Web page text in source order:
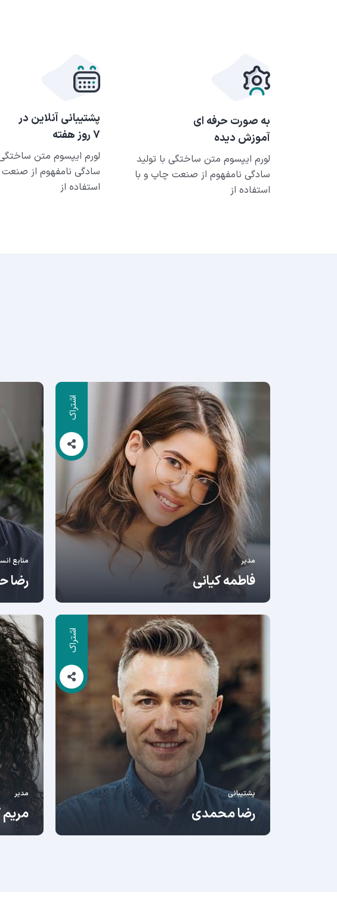
به صورت حرفه ای
آموزش دیده
لورم ایپسوم متن ساختگی با تولید
سادگی نامفهوم از صنعت چاپ و با
استفاده از
پشتیبانی آنلاین در
۷ روز هفته
لورم ایپسوم متن ساختگی
سادگی نامفهوم از
استفاده از
اشتراک
مدیر
فاطمه کیانی
منابع
رضا
اشتراک
پشتیبانی
رضا محمدی
مدیر